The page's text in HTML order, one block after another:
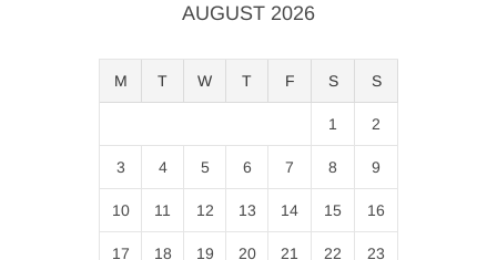
AUGUST 2026
M T W T F S S
1 2
3 4 5 6 7 8 9
10 11 12 13 14 15 16
17 18 19 20 21 22 23